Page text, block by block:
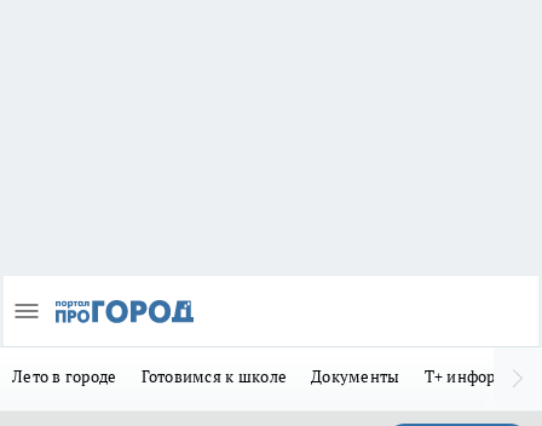
Лето в городе Готовимся к школе Документы Т+